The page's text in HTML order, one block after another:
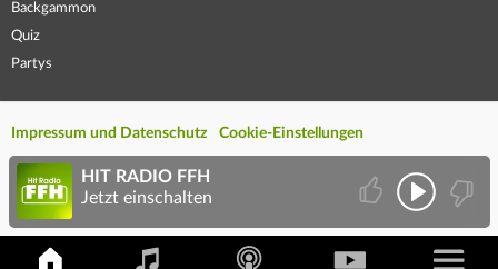
Backgammon
Quiz
Partys
Impressum und Datenschutz Cookie-Einstellungen
HIT RADIO FFH
Jetzt einschalten